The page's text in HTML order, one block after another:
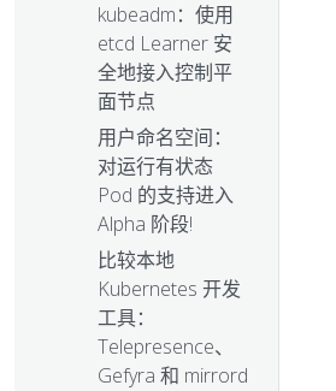
kubeadm：使用
etcd Learner 安
全地接入控制平
面节点
用户命名空间：
对运行有状态
Pod 的支持进入
Alpha 阶段!
比较本地
Kubernetes 开发
工具：
Telepresence、
Gefyra 和 mirrord